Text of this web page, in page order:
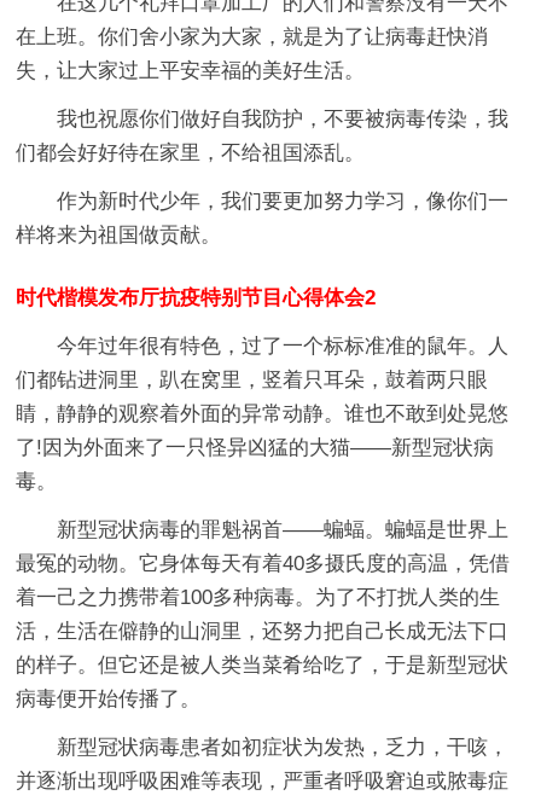
在上班。你们舍小家为大家，就是为了让病毒赶快消
失，让大家过上平安幸福的美好生活。
我也祝愿你们做好自我防护，不要被病毒传染，我
们都会好好待在家里，不给祖国添乱。
作为新时代少年，我们要更加努力学习，像你们一
样将来为祖国做贡献。
时代楷模发布厅抗疫特别节目心得体会2
今年过年很有特色，过了一个标标准准的鼠年。人
们都钻进洞里，趴在窝里，竖着只耳朵，鼓着两只眼
睛，静静的观察着外面的异常动静。谁也不敢到处晃悠
了!因为外面来了一只怪异凶猛的大猫——新型冠状病
毒。
新型冠状病毒的罪魁祸首——蝙蝠。蝙蝠是世界上
最冤的动物。它身体每天有着40多摄氏度的高温，凭借
着一己之力携带着100多种病毒。为了不打扰人类的生
活，生活在僻静的山洞里，还努力把自己长成无法下口
的样子。但它还是被人类当菜肴给吃了，于是新型冠状
病毒便开始传播了。
新型冠状病毒患者如初症状为发热，乏力，干咳，
并逐渐出现呼吸困难等表现，严重者呼吸窘迫或脓毒症